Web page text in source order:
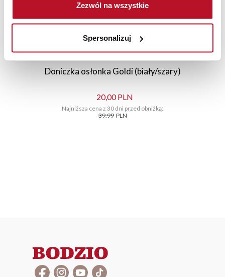
Zezwól na wszystkie
Spersonalizuj
Doniczka osłonka Goldi (biały/szary)
20,00 PLN
Najniższa cena z 30 dni przed obniżką:
39.99 PLN